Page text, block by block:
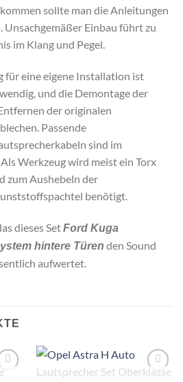
sollte man die Anleitungen
Unsachgemäßer Einbau führt zu
im Klang und Pegel.
für eine eigene Installation ist
und die Demontage der
der originalen
Passende
sind im
Werkzeug wird meist ein Torx
zum Aushebeln der
benötigt.
dieses SetFord Kuga
hintere Türen den Sound
aufwertet.